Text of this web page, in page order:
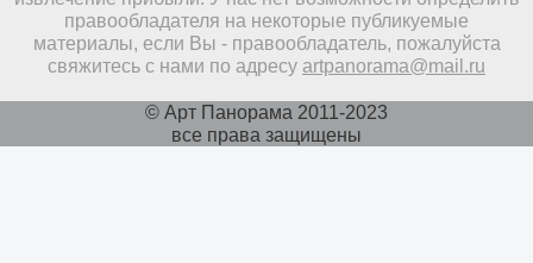
правообладателя на некоторые публикуемые
материалы, если Вы - правообладатель, пожалуйста
свяжитесь с нами по адресу artpanorama@mail.ru
© Арт Панорама 2011-2023
все права защищены